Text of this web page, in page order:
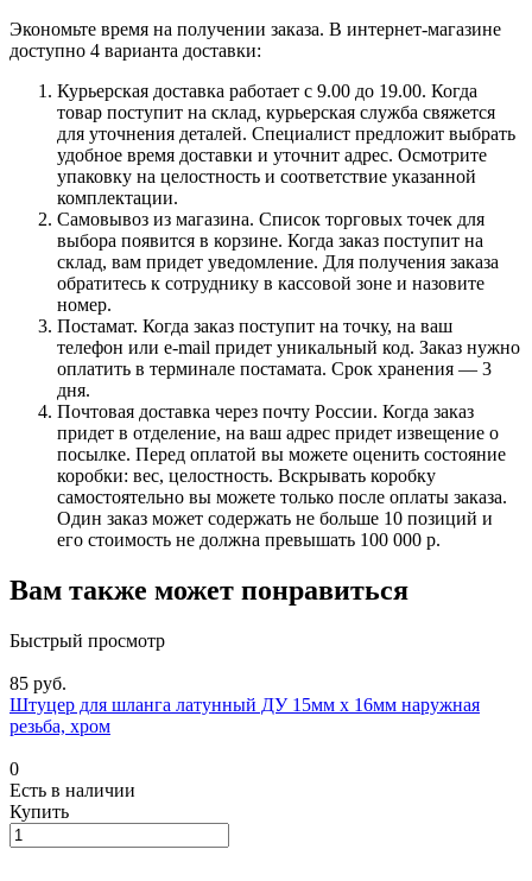
Экономьте время на получении заказа. В интернет-магазине
доступно 4 варианта доставки:
Курьерская доставка работает с 9.00 до 19.00. Когда
товар поступит на склад, курьерская служба свяжется
для уточнения деталей. Специалист предложит выбрать
удобное время доставки и уточнит адрес. Осмотрите
упаковку на целостность и соответствие указанной
комплектации.
Самовывоз из магазина. Список торговых точек для
выбора появится в корзине. Когда заказ поступит на
склад, вам придет уведомление. Для получения заказа
обратитесь к сотруднику в кассовой зоне и назовите
номер.
Постамат. Когда заказ поступит на точку, на ваш
телефон или e-mail придет уникальный код. Заказ нужно
оплатить в терминале постамата. Срок хранения — 3
дня.
Почтовая доставка через почту России. Когда заказ
придет в отделение, на ваш адрес придет извещение о
посылке. Перед оплатой вы можете оценить состояние
коробки: вес, целостность. Вскрывать коробку
самостоятельно вы можете только после оплаты заказа.
Один заказ может содержать не больше 10 позиций и
его стоимость не должна превышать 100 000 р.
Вам также может понравиться
Быстрый просмотр
85 руб.
Штуцер для шланга латунный ДУ 15мм х 16мм наружная
резьба, хром
0
Есть в наличии
Купить